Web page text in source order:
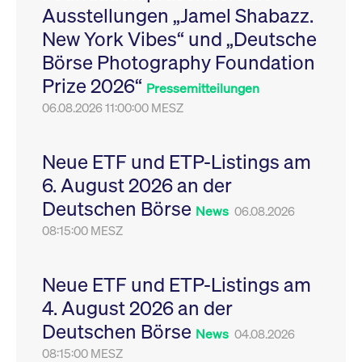
Ausstellungen „Jamel Shabazz.
New York Vibes“ und „Deutsche
Börse Photography Foundation
Prize 2026“ Pressemitteilungen
06.08.2026 11:00:00 MESZ
Neue ETF und ETP-Listings am
6. August 2026 an der
Deutschen Börse News 06.08.2026
08:15:00 MESZ
Neue ETF und ETP-Listings am
4. August 2026 an der
Deutschen Börse News 04.08.2026
08:15:00 MESZ
Leistung der Website
zu messen. Es handelt
sich um ein Muster-
Cookie, bei dem auf
das Präfix _pk_ses
eine kurze Reihe von
VISITOR_PRIVACY_METADATA
YouTube
.youtube.com
6
Monate
Dieses Cookie dient
Speicherung der
Einwilligungs- und
des Nutzers für ihre
Interaktion mit der
Sitzungen geehrt